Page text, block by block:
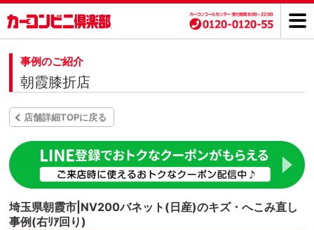
事例のご紹介
朝霞膝折店
店舗詳細TOPに戻る
埼玉県朝霞市|NV200バネット(日産)のキズ・へこみ直し
事例(右ﾘｱ回り)